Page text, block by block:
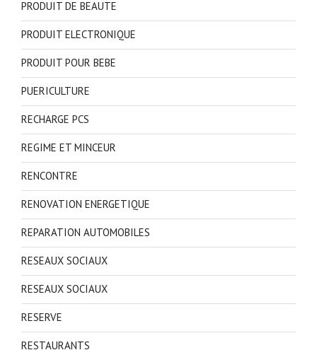
PRODUIT DE BEAUTE
PRODUIT ELECTRONIQUE
PRODUIT POUR BEBE
PUERICULTURE
RECHARGE PCS
REGIME ET MINCEUR
RENCONTRE
RENOVATION ENERGETIQUE
REPARATION AUTOMOBILES
RESEAUX SOCIAUX
RESEAUX SOCIAUX
RESERVE
RESTAURANTS